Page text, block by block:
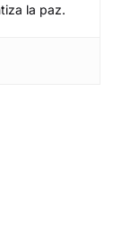
la paz.